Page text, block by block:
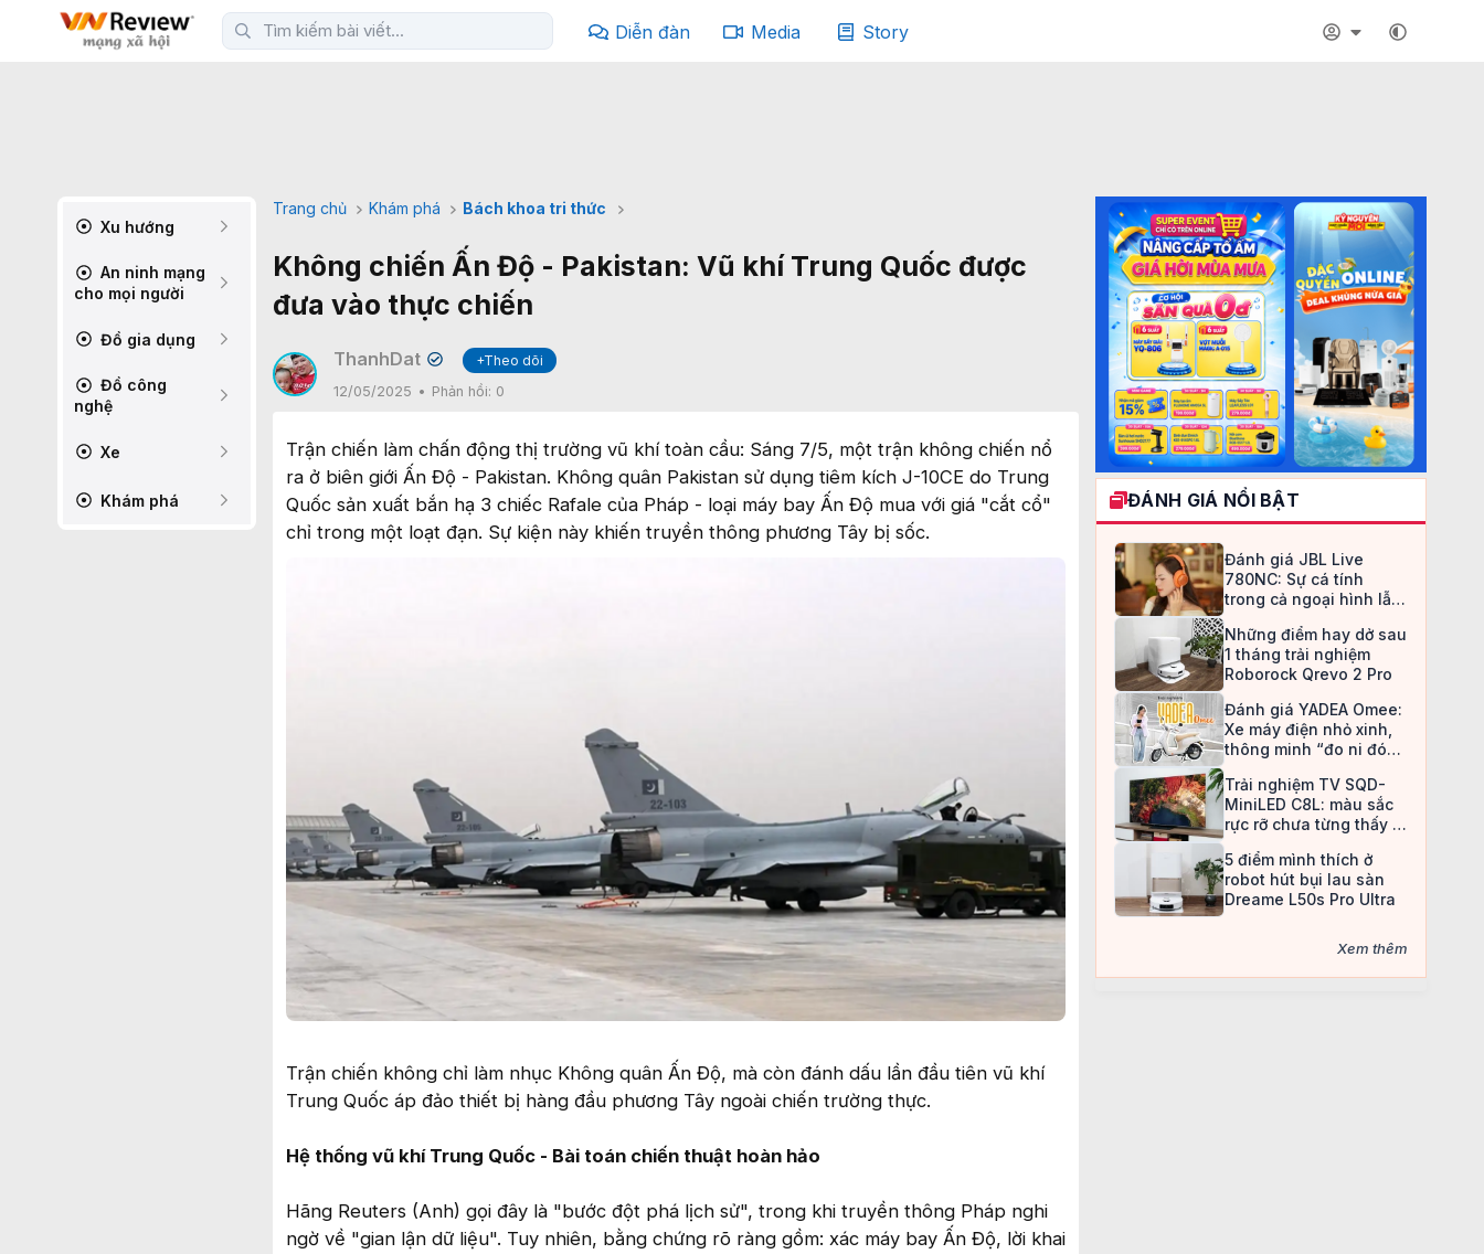
Diễn đàn Media Story
Xu hướng
An ninh mạng
cho mọi người
Đồ gia dụng
Đồ công
nghệ
Xe
Khám phá
Trang chủ Khám phá Bách khoa tri thức
Không chiến Ấn Độ - Pakistan: Vũ khí Trung Quốc được
đưa vào thực chiến
ThanhDat ✔
+Theo dõi
12/05/2025
Phản hồi: 0
Trận chiến làm chấn động thị trường vũ khí toàn cầu: Sáng 7/5, một trận không chiến nổ
ra ở biên giới Ấn Độ - Pakistan. Không quân Pakistan sử dụng tiêm kích J-10CE do Trung
Quốc sản xuất bắn hạ 3 chiếc Rafale của Pháp - loại máy bay Ấn Độ mua với giá "cắt cổ"
chỉ trong một loạt đạn. Sự kiện này khiến truyền thông phương Tây bị sốc.
Trận chiến không chỉ làm nhục Không quân Ấn Độ, mà còn đánh dấu lần đầu tiên vũ khí
Trung Quốc áp đảo thiết bị hàng đầu phương Tây ngoài chiến trường thực.
Hệ thống vũ khí Trung Quốc - Bài toán chiến thuật hoàn hảo
Hãng Reuters (Anh) gọi đây là "bước đột phá lịch sử", trong khi truyền thông Pháp nghi
ngờ về "gian lận dữ liệu". Tuy nhiên, bằng chứng rõ ràng gồm: xác máy bay Ấn Độ, lời khai
ĐÁNH GIÁ NỔI BẬT
Đánh giá JBL Live
780NC: Sự cá tính
trong cả ngoại hình lẫn
Những điểm hay dở sau
1 tháng trải nghiệm
Roborock Qrevo 2 Pro
Đánh giá YADEA Omee:
Xe máy điện nhỏ xinh,
thông minh “đo ni đóng
Trải nghiệm TV SQD-
MiniLED C8L: màu sắc
rực rỡ chưa từng thấy ở
5 điểm mình thích ở
robot hút bụi lau sàn
Dreame L50s Pro Ultra
Xem thêm